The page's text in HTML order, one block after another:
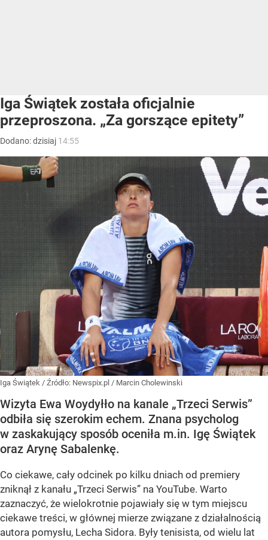
Iga Świątek została oficjalnie
przeproszona. „Za gorszące epitety”
Dodano:dzisiaj 14:55
Iga Świątek / Źródło: Newspix.pl / Marcin Cholewinski
Wizyta Ewa Woydyłło na kanale „Trzeci Serwis”
odbiła się szerokim echem. Znana psycholog
w zaskakujący sposób oceniła m.in. Igę Świątek
oraz Arynę Sabalenkę.
Co ciekawe, cały odcinek po kilku dniach od premiery
zniknął z kanału „Trzeci Serwis” na YouTube. Warto
zaznaczyć, że wielokrotnie pojawiały się w tym miejscu
ciekawe treści, w głównej mierze związane z działalnością
autora pomysłu, Lecha Sidora. Były tenisista, od wielu lat